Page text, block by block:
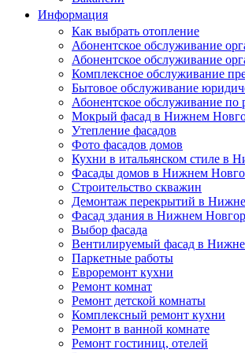
Информация
Как выбрать отопление
Абонентское обслуживание
Абонентское обслуживание
Комплексное обслуживание
Бытовое обслуживание
Абонентское обслуживание по
Мокрый фасад в Нижнем
Утепление фасадов
Фото фасадов домов
Кухни в итальянском стиле в
Фасады домов в Нижнем
Строительство скважин
Демонтаж перекрытий в
Фасад здания в Нижнем
Выбор фасада
Вентилируемый фасад в
Паркетные работы
Евроремонт кухни
Ремонт комнат
Ремонт детской комнаты
Комплексный ремонт кухни
Ремонт в ванной комнате
Ремонт гостиниц, отелей